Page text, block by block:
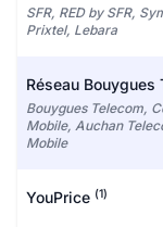
SFR, RED by SFR,
Prixtel, Lebara
Réseau Bouygues
Bouygues Telecom,
Mobile, Auchan
Mobile
YouPrice (1)